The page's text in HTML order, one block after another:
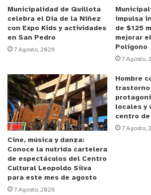
nuevas ideas a trabajar en
la localidad y su rubro textil. Muy
reunión, muy buena la exposición
esperamos también seguir
está elaborando y muy bien
nuestros habitantes de Valle
Durante la ceremonia,
comunitaria de la Población
Hermoso, la Encargada del
Naudón, junto a la profesional
ciudadana, Hilda Arévalo, dieron a
consiste esta iniciativa de
que se desarrollará hasta febrero
Municipalidad de Quillota
celebra el Día de la Niñez
con Expo Kids y actividades
en San Pedro
7 Agosto, 2026
impulsa
de $125
mejorar
Polígono
7 Agosto,
Cine, música y danza:
Conoce la nutrida cartelera
de espectáculos del Centro
Cultural Leopoldo Silva
para este mes de agosto
7 Agosto, 2026
Hombre
locales y
centro
7 Agosto,